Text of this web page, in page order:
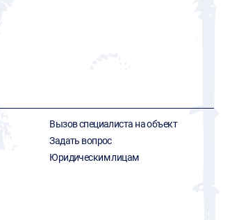
Вызов специалиста на объект
Задать вопрос
Юридическим лицам